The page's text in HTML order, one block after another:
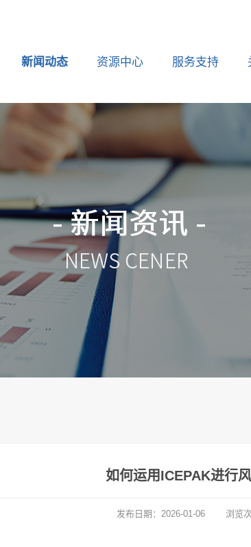
新闻动态 资源中心 服务支持
如何运用ICEPAK进行
发布日期： 2026-01-06 浏览